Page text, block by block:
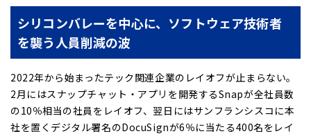
シリコンバレーを中心に、ソフトウェア技術者
を襲う人員削減の波
2022年から始まったテック関連企業のレイオフが止まらない。
2月にはスナップチャット・アプリを開発するSnapが全社員数
の10％相当の社員をレイオフ、翌日にはサンフランシスコに本
社を置くデジタル署名のDocuSignが6％に当たる400名をレイ